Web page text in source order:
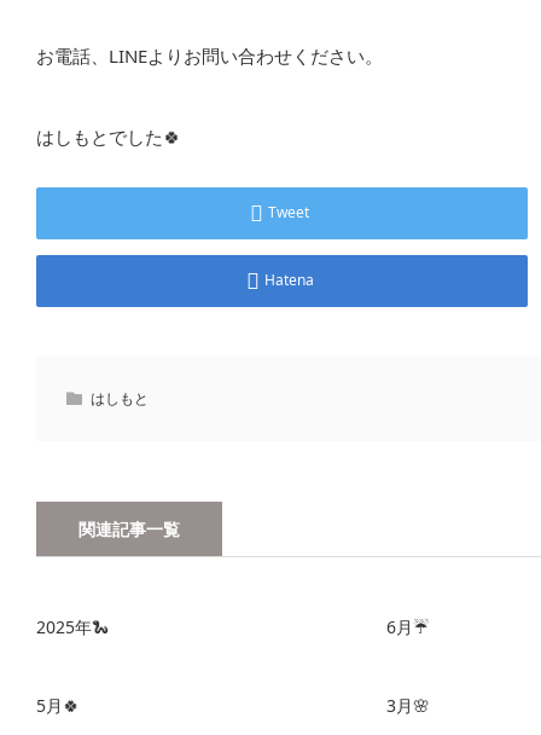
お電話、LINEよりお問い合わせください。
はしもとでした🍀
Tweet
Hatena
はしもと
関連記事一覧
2025年🐍 6月☔️
5月🍀 3月🌸